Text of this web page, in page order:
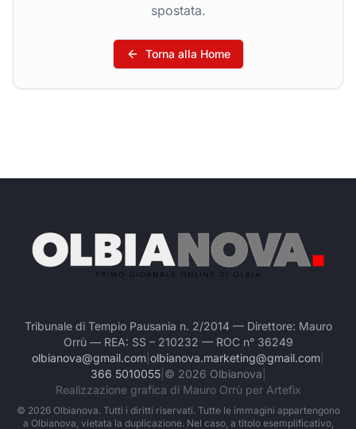
spostata.
Torna alla Home
Tribunale di Tempio Pausania n. 2/2014 — Direttore: Mauro
Orrù — REA: SS – 210232 — ROC n° 36249
olbianova@gmail.com olbianova.marketing@gmail.com
366 5010055| © 2026 Olbianova
Realizzazione grafica di Mauro Orrù per Artefix
© 2026Olbianova. Tutti i diritti riservati. Tutte le immagini appartengono
a Olbianova, vietata la duplicazione. Nel caso, a titolo esemplificativo,